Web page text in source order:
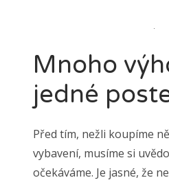
Mnoho
jedné
Před tím, nežli koupíme
vybavení, musíme si
očekáváme. Je jasné, že